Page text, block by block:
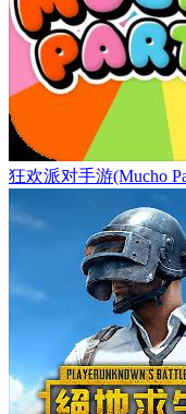
狂欢派对手游(Mucho